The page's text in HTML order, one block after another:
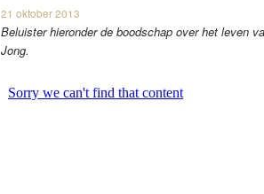
21 oktober 2013
Beluister hieronder de boodschap over het leven
Jong.